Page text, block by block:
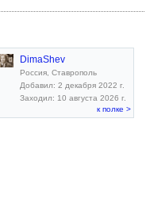
DimaShev
Россия, Ставрополь
Добавил: 2 декабря 2022 г.
Заходил: 10 августа 2026 г.
к полке >